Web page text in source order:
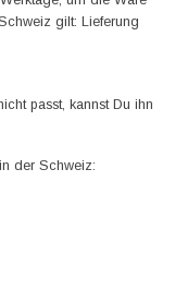
gilt: Lieferung
passt, kannst Du ihn
der Schweiz: